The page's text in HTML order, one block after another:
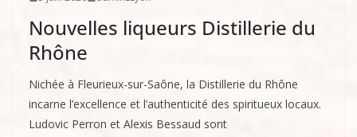
Nouvelles liqueurs Distillerie du
Rhône
Nichée à Fleurieux-sur-Saône, la Distillerie du Rhône
incarne l’excellence et l’authenticité des spiritueux locaux.
Ludovic Perron et Alexis Bessaud sont